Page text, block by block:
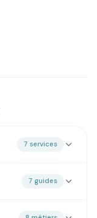
7 services
7 guides